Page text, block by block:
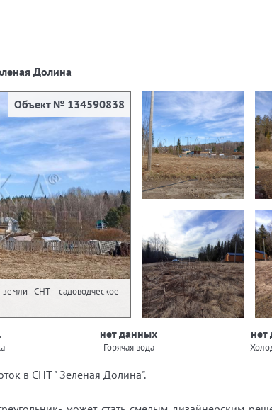
Долина
Объект № 134590838
земли - СНТ – садоводческое
нет данных
Горячая вода
нет
в СНТ " Зеленая Долина".